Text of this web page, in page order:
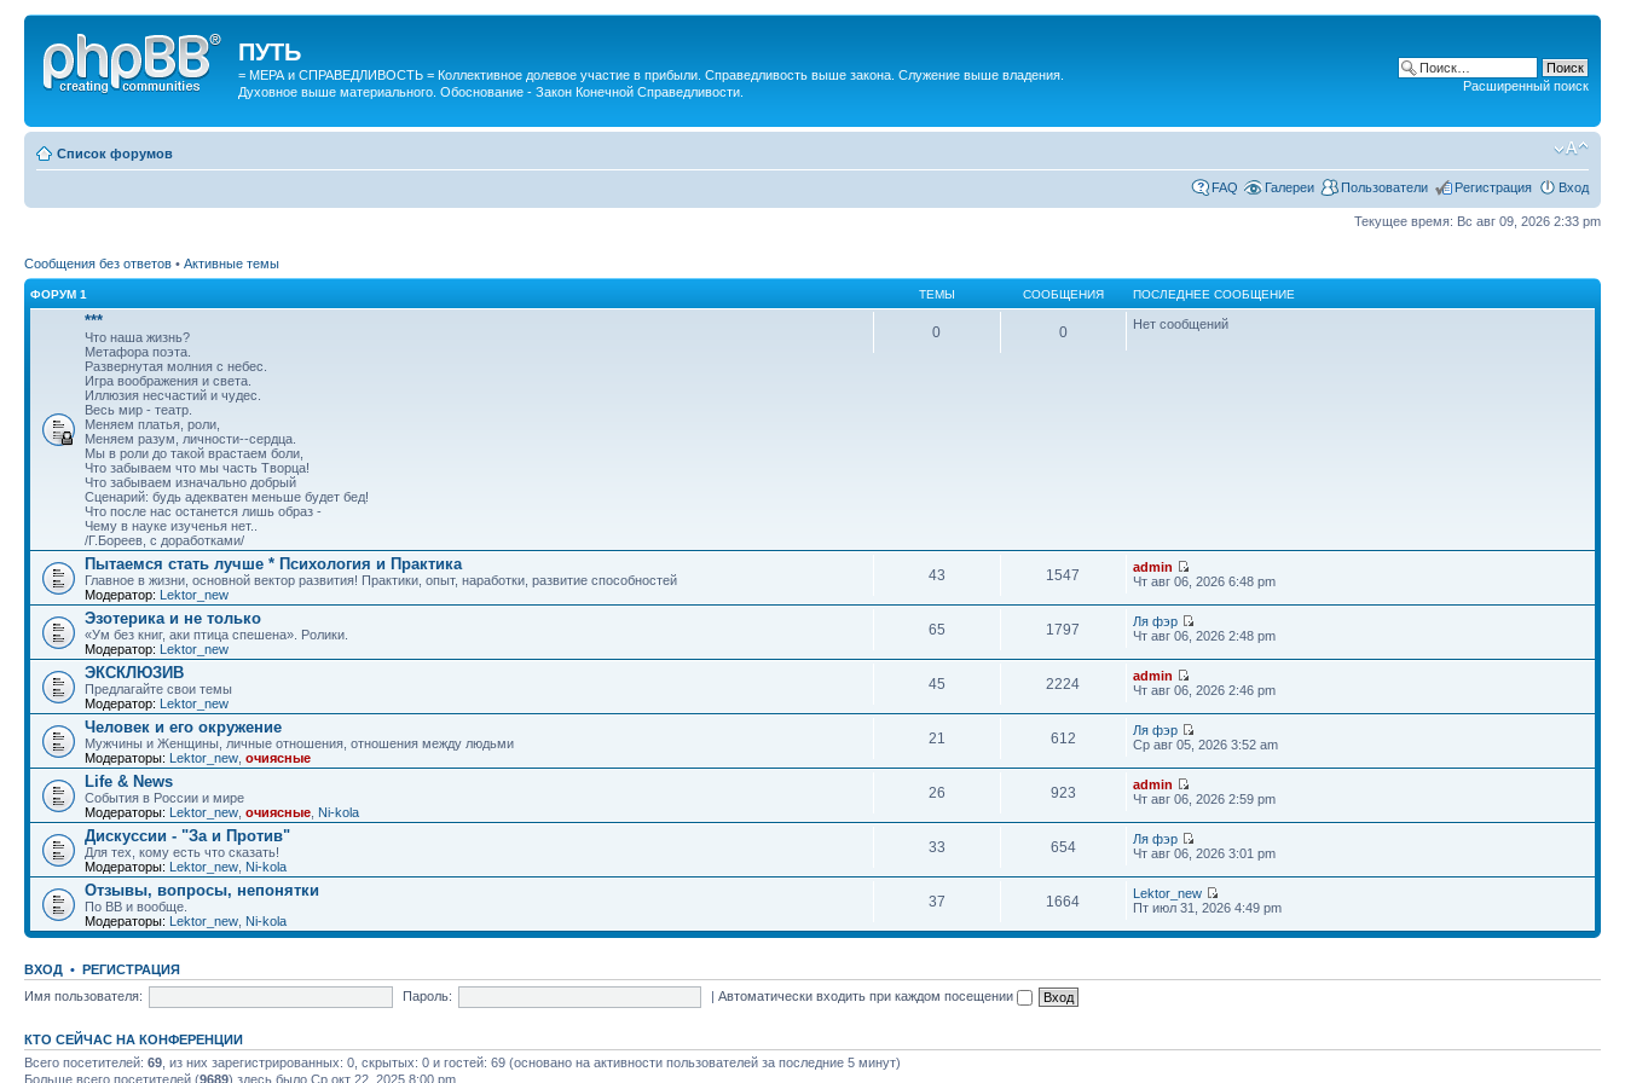
ПУТЬ
= МЕРА и СПРАВЕДЛИВОСТЬ = Коллективное долевое участие в прибыли. Справедливость выше закона. Служение выше владения.
Духовное выше материального. Обоснование - Закон Конечной Справедливости.
Расширенный поиск
Список форумов
FAQ Галереи Пользователи Регистрация Вход
Текущее время: Вс авг 09, 2026 2:33 pm
Сообщения без ответов • Активные темы
ФОРУМ 1 ТЕМЫ СООБЩЕНИЯ ПОСЛЕДНЕЕ СООБЩЕНИЕ
***
Что наша жизнь?
Метафора поэта.
Развернутая молния с небес.
Игра воображения и света.
Иллюзия несчастий и чудес.
Весь мир - театр.
Меняем платья, роли,
Меняем разум, личности--сердца.
Мы в роли до такой врастаем боли,
Что забываем что мы часть Творца!
Что забываем изначально добрый
Сценарий: будь адекватен меньше будет бед!
Что после нас останется лишь образ -
Чему в науке изученья нет..
/Г.Бореев, с доработками/
0 0 Нет сообщений
Пытаемся стать лучше * Психология и Практика
Главное в жизни, основной вектор развития! Практики, опыт, наработки, развитие способностей
Модератор: Lektor_new
43 1547
admin
Чт авг 06, 2026 6:48 pm
Эзотерика и не только
«Ум без книг, аки птица спешена». Ролики.
Модератор: Lektor_new
65 1797
Ля фэр
Чт авг 06, 2026 2:48 pm
ЭКСКЛЮЗИВ
Предлагайте свои темы
Модератор: Lektor_new
45 2224
admin
Чт авг 06, 2026 2:46 pm
Человек и его окружение
Мужчины и Женщины, личные отношения, отношения между людьми
Модераторы: Lektor_new очиясные
21 612
Ля фэр
Ср авг 05, 2026 3:52 am
Life & News
События в России и мире
Модераторы: Lektor_new очиясные Ni-kola
26 923
admin
Чт авг 06, 2026 2:59 pm
Дискуссии - "За и Против"
Для тех, кому есть что сказать!
Модераторы: Lektor_new Ni-kola
33 654
Ля фэр
Чт авг 06, 2026 3:01 pm
Отзывы, вопросы, непонятки
По ВВ и вообще.
Модераторы: Lektor_new Ni-kola
37 1664
Lektor_new
Пт июл 31, 2026 4:49 pm
ВХОД • РЕГИСТРАЦИЯ
Имя пользователя:
Пароль: |Автоматически входить при каждом посещении
КТО СЕЙЧАС НА КОНФЕРЕНЦИИ
Всего посетителей: 69 , из них зарегистрированных: 0, скрытых: 0 и гостей: 69 (основано на активности пользователей за последние 5 минут)
Больше всего посетителей (9689) здесь было Ср окт 22, 2025 8:00 pm